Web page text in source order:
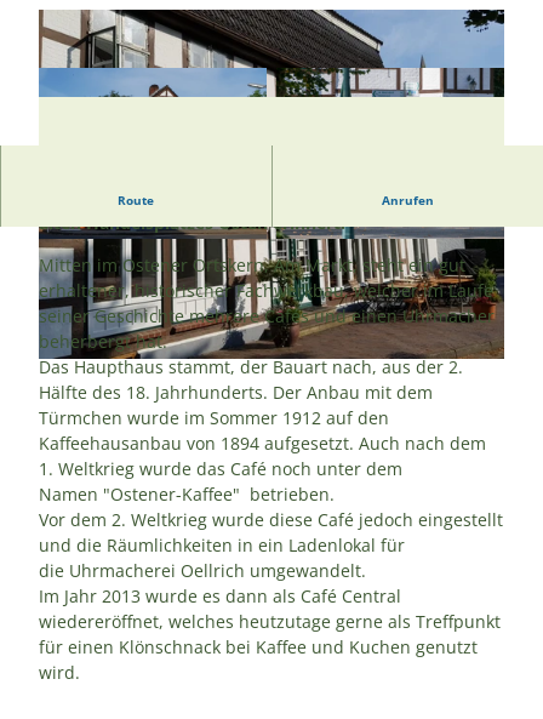
© Tourist Info Hemmoor, Manuela Witt |CC-BY-SA
© M. Witt |
© Bernd Otten PhotographieVG Bild-Kunst Ur
h.-Nr.: 323 6 313 |CC-BY
Route Anrufen
Ein historische Gebäude, welches an die Blütezeit des
alten Handelsplatzes Osten erinnert!
Mitten im Ostener Ortskern, Am Markt, steht ein gut
erhaltener, historischer Fachwerkbau, welcher im Laufe
seiner Geschichte mehrere Cafés und einen Uhrmacher
beherbergt hat.
Das Haupthaus stammt, der Bauart nach, aus der 2.
Hälfte des 18. Jahrhunderts. Der Anbau mit dem
Türmchen wurde im Sommer 1912 auf den
Kaffeehausanbau von 1894 aufgesetzt. Auch nach dem
1. Weltkrieg wurde das Café noch unter dem
Namen "Ostener-Kaffee" betrieben.
Vor dem 2. Weltkrieg wurde diese Café jedoch eingestellt
und die Räumlichkeiten in ein Ladenlokal für
die Uhrmacherei Oellrich umgewandelt.
Im Jahr 2013 wurde es dann als Café Central
wiedereröffnet, welches heutzutage gerne als Treffpunkt
für einen Klönschnack bei Kaffee und Kuchen genutzt
wird.